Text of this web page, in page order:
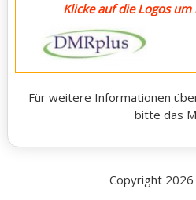
Klicke auf die Logos
Für weitere Informationen
bitte das
Copyright 2026